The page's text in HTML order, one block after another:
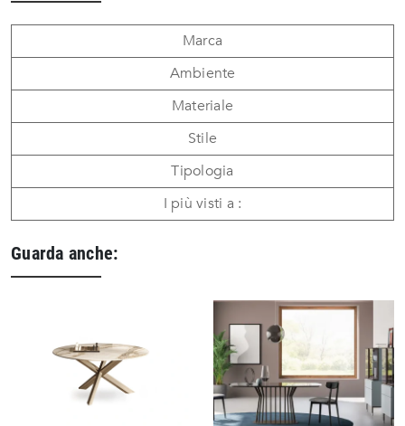
Marca
Ambiente
Materiale
Stile
Tipologia
I più visti a :
Guarda anche: